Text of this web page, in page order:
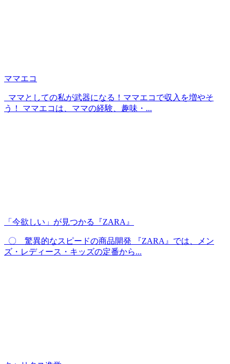
ママエコ
ママとしての私が武器になる！ママエコで収入を増やそ
う！ ママエコは、ママの経験、趣味・...
「今欲しい」が見つかる『ZARA』
〇 驚異的なスピードの商品開発 『ZARA』では、メン
ズ・レディース・キッズの定番から...